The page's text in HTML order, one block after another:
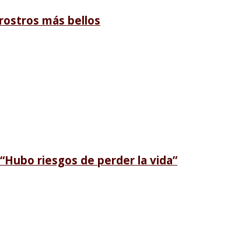
más bellos
riesgos de perder la vida”